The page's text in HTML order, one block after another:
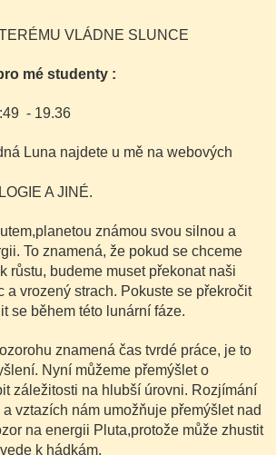
VLÁDNE SLUNCE
mé studenty :
- 19.36
Luna najdete u mě na webových
A JINÉ.
známou svou silnou a
To znamená, že pokud se chceme
růstu, budeme muset překonat naši
a vrozený strach. Pokuste se překročit
se během této lunární fáze.
znamená čas tvrdé práce, je to
Nyní můžeme přemýšlet o
záležitosti na hlubší úrovni. Rozjímání
vztazích nám umožňuje přemýšlet nad
na energii Pluta,protože může zhustit
k hádkám.